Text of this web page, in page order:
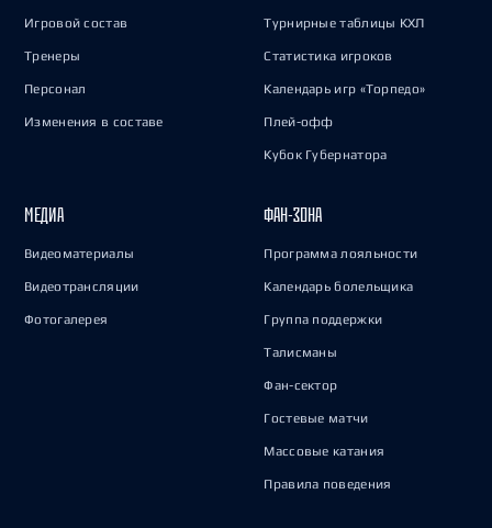
Игровой состав
Тренеры
Персонал
Изменения в составе
Турнирные таблицы КХЛ
Статистика игроков
Календарь игр «Торпедо»
Плей-офф
Кубок Губернатора
МЕДИА
Видеоматериалы
Видеотрансляции
Фотогалерея
ФАН-ЗОНА
Программа лояльности
Календарь болельщика
Группа поддержки
Талисманы
Фан-сектор
Гостевые матчи
Массовые катания
Правила поведения